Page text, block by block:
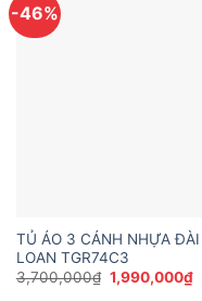
-46%
TỦ ÁO 3 CÁNH NHỰA ĐÀI
LOAN TGR74C3
3,700,000₫ Giá
gốc
1,990,000₫